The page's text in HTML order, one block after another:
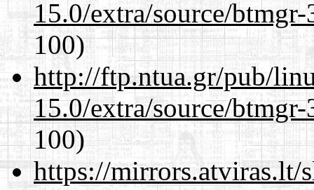
15.0/extra/source/
100)
http://ftp.ntua.gr/pub/
15.0/extra/source/
100)
https://mirrors.atviras.lt/